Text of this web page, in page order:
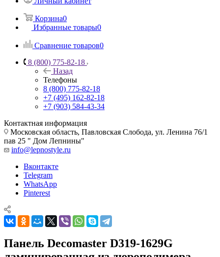
Корзина0
Избранные товары0
Сравнение товаров0
8 (800) 775-82-18
Назад
Телефоны
8 (800) 775-82-18
+7 (495) 162-82-18
+7 (903) 584-43-34
Контактная информация
Московская область, Павловская Слобода, ул. Ленина 76/1
пав 25 " Дом Лепнины"
info@lepnostyle.ru
Вконтакте
Telegram
WhatsApp
Pinterest
Панель Decomaster D319-1629G